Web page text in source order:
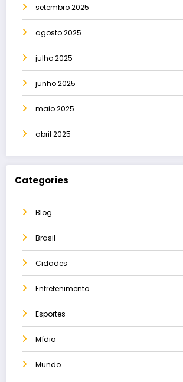
setembro 2025
agosto 2025
julho 2025
junho 2025
maio 2025
abril 2025
Categories
Blog
Brasil
Cidades
Entretenimento
Esportes
Mídia
Mundo